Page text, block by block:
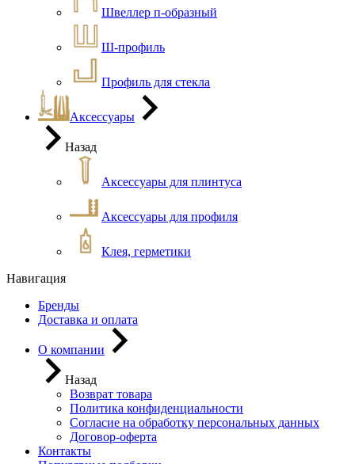
Швеллер п-образный
Ш-профиль
Профиль для стекла
Аксессуары
Назад
Аксессуары для плинтуса
Аксессуары для профиля
Клея, герметики
Навигация
Бренды
Доставка и оплата
О компании
Назад
Возврат товара
Политика конфиденциальности
Согласие на обработку персональных данных
Договор-оферта
Контакты